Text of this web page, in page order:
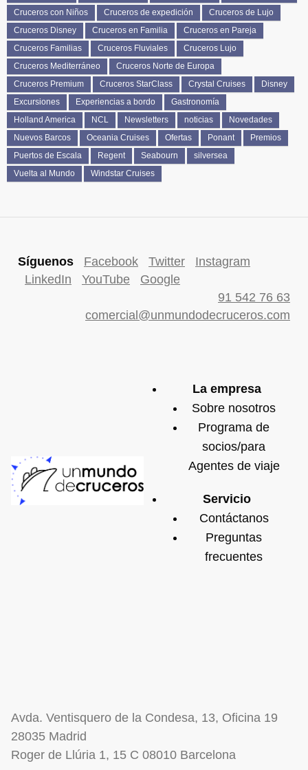
Cruceros con Niños
Cruceros de expedición
Cruceros de Lujo
Cruceros Disney
Cruceros en Familia
Cruceros en Pareja
Cruceros Familias
Cruceros Fluviales
Cruceros Lujo
Cruceros Mediterráneo
Cruceros Norte de Europa
Cruceros Premium
Cruceros StarClass Crystal Cruises
Disney
Excursiones
Experiencias a bordo
Gastronomía
Holland America
NCL Newsletters noticias
Novedades
Nuevos Barcos
Oceania Cruises Ofertas Ponant
Premios
Puertos de Escala
Regent Seabourn
silversea
Vuelta al Mundo
Windstar Cruises
Síguenos Facebook Twitter
Instagram
LinkedIn
YouTube
Google
91 542 76 63
comercial@unmundodecruceros.com
La empresa
Sobre nosotros
Programa de
socios/para
Agentes de viaje
Servicio
Contáctanos
Preguntas
frecuentes
Avda. Ventisquero de la Condesa, 13, Oficina 19
28035 Madrid
Roger de Llúria 1, 15 C 08010 Barcelona